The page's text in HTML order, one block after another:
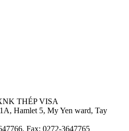
THÉP VISA
Hamlet 5, My Yen ward, Tay
, Fax: 0272-3647765